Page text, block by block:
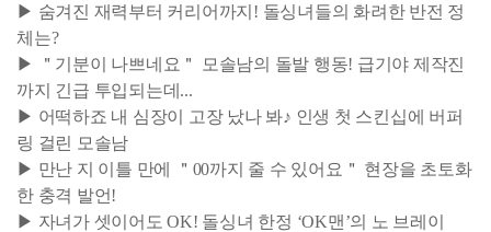
▶ 숨겨진 재력부터 커리어까지! 돌싱녀들의 화려한 반전 정
체는?
▶ ＂기분이 나쁘네요＂ 모솔남의 돌발 행동! 급기야 제작진
까지 긴급 투입되는데...
▶ 어떡하죠 내 심장이 고장 났나 봐♪ 인생 첫 스킨십에 버퍼
링 걸린 모솔남
▶ 만난 지 이틀 만에 ＂00까지 줄 수 있어요＂ 현장을 초토화
한 충격 발언!
▶ 자녀가 셋이어도 OK! 돌싱녀 한정 ‘OK맨’의 노 브레이